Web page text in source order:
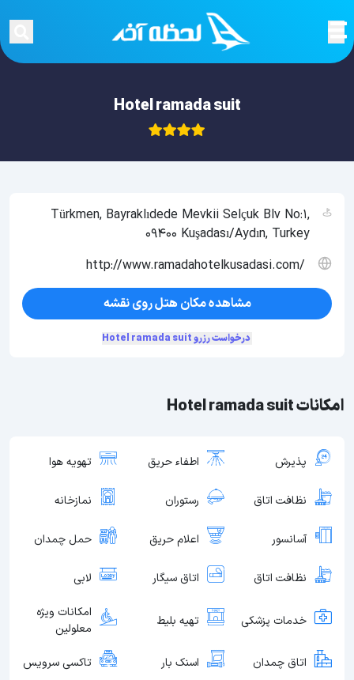
Hotel ramada suit
امکانات Hotel ramada suit
پذیرش اطفاء حریق تهویه هوا
نظافت اتاق رستوران نمازخانه
آسانسور اعلام حریق حمل چمدان
نظافت اتاق اتاق سیگار لابی
خدمات پزشکی تهیه بلیط
امکانات ویژه
معلولین
اتاق چمدان اسنک بار تاکسی سرویس
Türkmen, Bayraklıdede Mevkii Selçuk Blv No:1,
09400 Kuşadası/Aydın, Turkey
http://www.ramadahotelkusadasi.com/
مشاهده مکان هتل روی نقشه
درخواست رزرو Hotel ramada suit